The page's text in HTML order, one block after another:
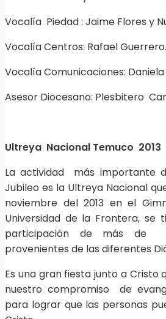
Vocalía Piedad : Jaime Flores y
Vocalía Centros: Rafael Guerrero.
Vocalía Comunicaciones:
Asesor Diocesano: Plesbitero
Ultreya Nacional Temuco 2013
La actividad más importante
Jubileo es la Ultreya Nacional
noviembre del 2013 en el
Universidad de la Frontera, se
participación de más de
provenientes de las diferentes
Es una gran fiesta junto a
nuestro compromiso de
para lograr que las personas